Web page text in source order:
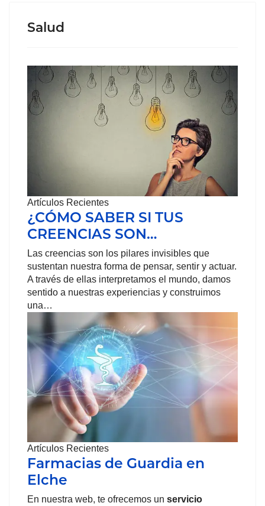
Salud
Artículos Recientes
¿CÓMO SABER SI TUS
CREENCIAS SON…
Las creencias son los pilares invisibles que
sustentan nuestra forma de pensar, sentir y actuar.
A través de ellas interpretamos el mundo, damos
sentido a nuestras experiencias y construimos
una…
Artículos Recientes
Farmacias de Guardia en
Elche
En nuestra web, te ofrecemos un servicio